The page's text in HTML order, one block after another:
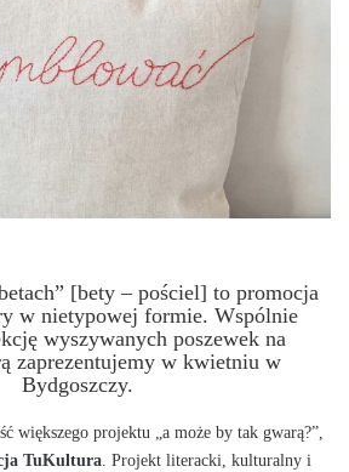
[bety – pościel] to promocja
w nietypowej formie. Wspólnie
wyszywanych poszewek na
zaprezentujemy w kwietniu w
Bydgoszczy.
większego projektu „a może by tak gwarą?”,
TuKultura. Projekt literacki, kulturalny i